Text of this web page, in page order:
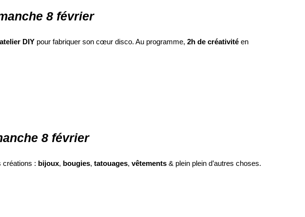
8 février
atelier DIY pour fabriquer son cœur disco. Au programme, 2h de créativité en
8 février
créations : bijoux, bougies, tatouages, vêtements & plein plein d’autres choses.